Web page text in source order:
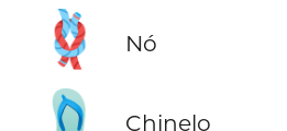
🪢 Nó
Chinelo